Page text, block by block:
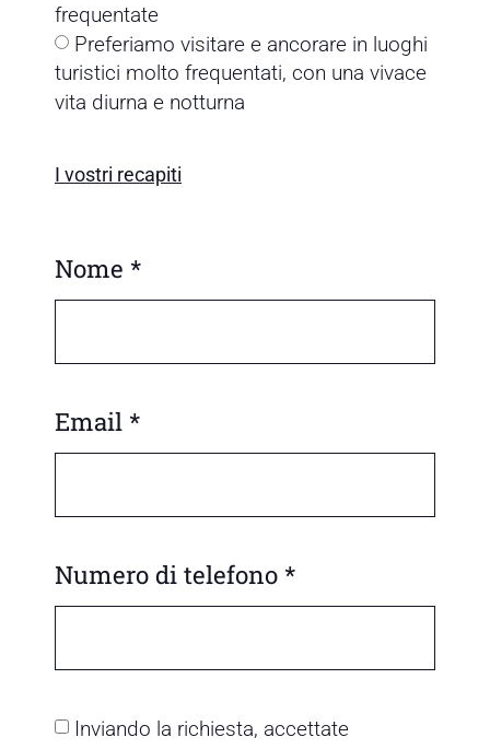
frequentate
Preferiamo visitare e ancorare in luoghi
turistici molto frequentati, con una vivace
vita diurna e notturna
I vostri recapiti
Nome *
Email *
Numero di telefono *
Inviando la richiesta, accettate